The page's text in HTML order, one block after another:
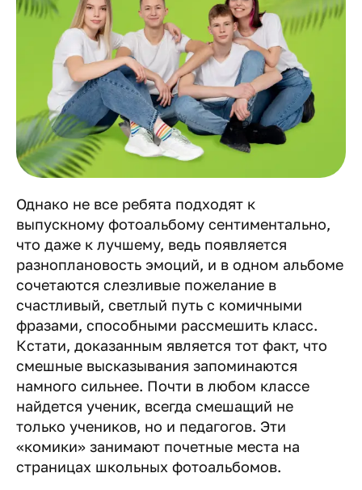
Однако не все ребята подходят к
выпускному фотоальбому сентиментально,
что даже к лучшему, ведь появляется
разноплановость эмоций, и в одном альбоме
сочетаются слезливые пожелание в
счастливый, светлый путь с комичными
фразами, способными рассмешить класс.
Кстати, доказанным является тот факт, что
смешные высказывания запоминаются
намного сильнее. Почти в любом классе
найдется ученик, всегда смешащий не
только учеников, но и педагогов. Эти
«комики» занимают почетные места на
страницах школьных фотоальбомов.